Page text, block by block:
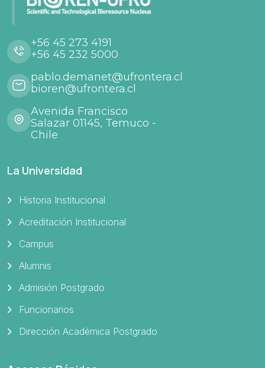
+56 45 273 4191
+56 45 232 5000
pablo.demanet@ufrontera.cl
bioren@ufrontera.cl
Avenida Francisco
Salazar 01145, Temuco -
Chile
La Universidad
Historia Institucional
Acreditación Institucional
Campus
Alumnis
Admisión Postgrado
Funcionarios
Dirección Académica Postgrado